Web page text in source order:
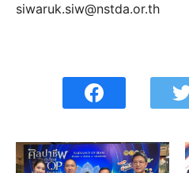
siwaruk.siw@nstda.or.th